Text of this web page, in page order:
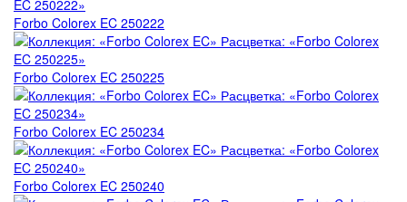
Forbo Colorex EC 250222
Forbo Colorex EC 250225
Forbo Colorex EC 250234
Forbo Colorex EC 250240